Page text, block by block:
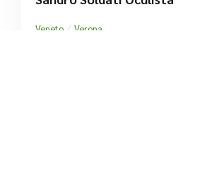
Veneto / Verona